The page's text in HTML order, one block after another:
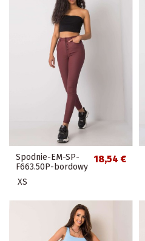
Spodnie-EM-SP-
F663.50P-bordowy
18,54 €
XS